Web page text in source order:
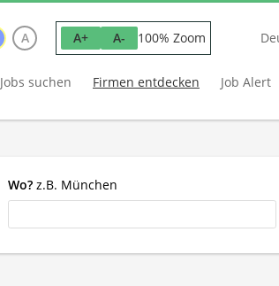
A A+ A- 100% Zoom
Jobs suchen Firmen entdecken Job Alert
Wo? z.B. München